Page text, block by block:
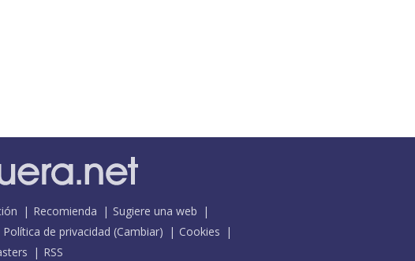
Recomienda
Sugiere una web
Política de privacidad (Cambiar)
Cookies
RSS